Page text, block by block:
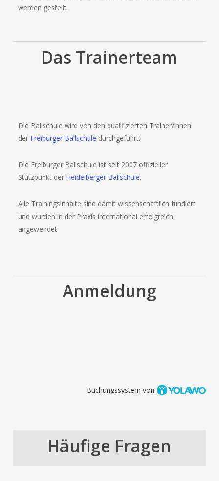
werden gestellt.
Das Trainerteam
Die Ballschule wird von den qualifizierten Trainer/innen
der Freiburger Ballschule durchgeführt.
Die Freiburger Ballschule ist seit 2007 offizieller
Stützpunkt der Heidelberger Ballschule.
Alle Trainingsinhalte sind damit wissenschaftlich fundiert
und wurden in der Praxis international erfolgreich
angewendet.
Anmeldung
Buchungssystem von
Häufige Fragen